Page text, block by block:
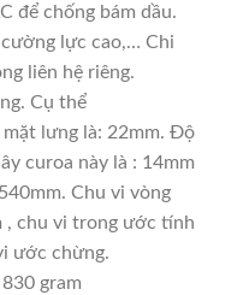
để chống bám dầu.
lực cao,… Chi
liên hệ riêng.
Cụ thể
mặt lưng là: 22mm. Độ
curoa này là : 14mm
Chu vi vòng
, chu vi trong ước tính
ước chừng.
gram